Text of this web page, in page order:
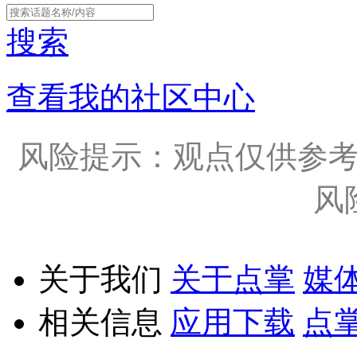
搜索
查看我的社区中心
风险提示：观点仅供参
风
关于我们 关于点掌 媒
相关信息 应用下载 点